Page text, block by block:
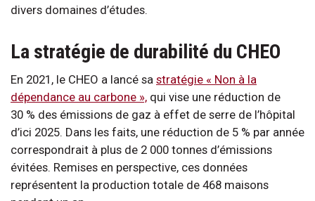
divers domaines d’études.
La stratégie de durabilité du CHEO
En 2021, le CHEO a lancé sa stratégie « Non à la
dépendance au carbone », qui vise une réduction de
30 % des émissions de gaz à effet de serre de l’hôpital
d’ici 2025. Dans les faits, une réduction de 5 % par année
correspondrait à plus de 2 000 tonnes d’émissions
évitées. Remises en perspective, ces données
représentent la production totale de 468 maisons